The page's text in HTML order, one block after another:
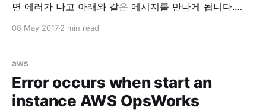
면 에러가 나고 아래와 같은 메시지를 만나게 됩니다.
tree Reading state information... Done docker-engine
'apt-get -f install'
08 May 20172 min read
aws
Error occurs when start an
instance AWS OpsWorks